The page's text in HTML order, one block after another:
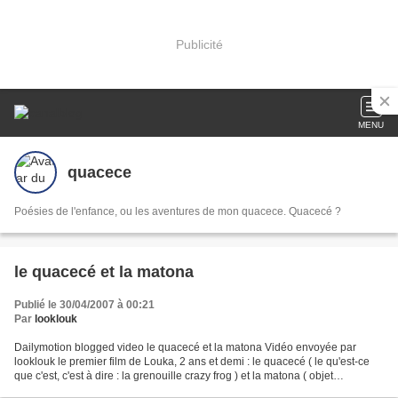
Publicité
MENU
quacece
Poésies de l'enfance, ou les aventures de mon quacece. Quacecé ?
le quacecé et la matona
Publié le 30/04/2007 à 00:21
Par looklouk
Dailymotion blogged video le quacecé et la matona Vidéo envoyée par
looklouk le premier film de Louka, 2 ans et demi : le quacecé ( le qu'est-ce
que c'est, c'est à dire : la grenouille crazy frog ) et la matona ( objet